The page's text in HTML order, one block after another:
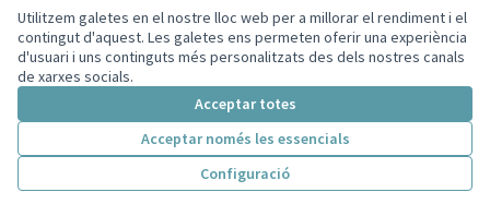
Utilitzem galetes en el nostre lloc web per a millorar el rendiment i el
contingut d'aquest. Les galetes ens permeten oferir una experiència
d'usuari i uns continguts més personalitzats des dels nostres canals
de xarxes socials.
Acceptar totes
Acceptar només les essencials
Configuració
Termes i condicions d'ús
Configuració de les galetes
Decidim Sant Cugat a X
(Enllaç extern)
Decidim Sant Cugat a Facebook
Decidim Sant Cugat a Instagram
Decidim Sant Cugat a GitHub
(Enllaç extern)
Web creada ambprogramari lliure .
Amb
(Enllaç